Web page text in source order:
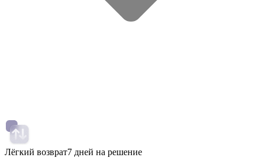
Лёгкий возврат7 дней на решение